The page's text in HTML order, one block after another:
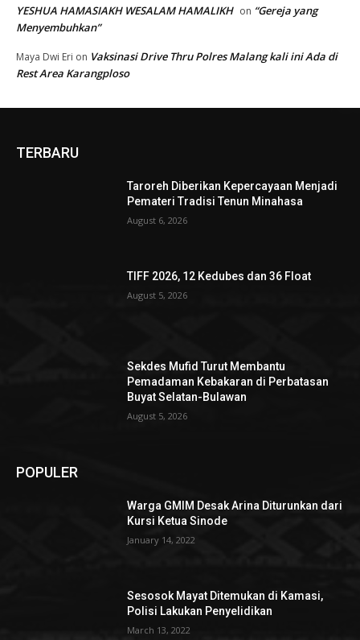
YESHUA HAMASIAKH WESALAM HAMALIKH on “Gereja yang
Menyembuhkan”
Maya Dwi Eri on Vaksinasi Drive Thru Polres Malang kali ini Ada di
Rest Area Karangploso
TERBARU
Taroreh Diberikan Kepercayaan Menjadi
Pemateri Tradisi Tenun Minahasa
August 6, 2026
TIFF 2026, 12 Kedubes dan 36 Float
August 5, 2026
Sekdes Mufid Turut Membantu
Pemadaman Kebakaran di Perbatasan
Buyat Selatan-Bulawan
August 5, 2026
POPULER
Warga GMIM Desak Arina Diturunkan dari
Kursi Ketua Sinode
January 14, 2022
Sesosok Mayat Ditemukan di Kamasi,
Polisi Lakukan Penyelidikan
March 13, 2022